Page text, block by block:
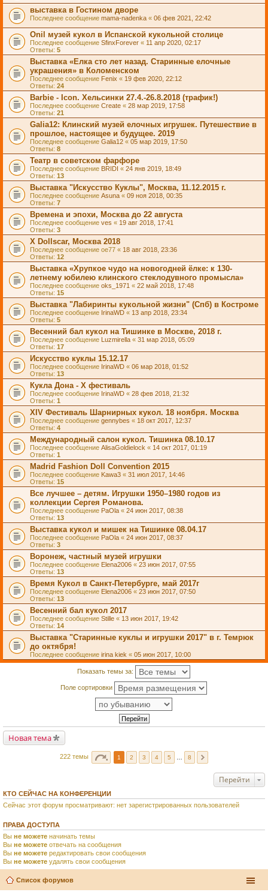
выставка в Гостином дворе
Последнее сообщение mama-nadenka « 06 фев 2021, 22:42
Onil музей кукол в Испанской кукольной столице
Последнее сообщение SfinxForever « 11 апр 2020, 02:17
Ответы: 5
Выставка «Елка сто лет назад. Старинные елочные
украшения» в Коломенском
Последнее сообщение Fenix « 19 фев 2020, 22:12
Ответы: 24
Barbie - Icon. Хельсинки 27.4.-26.8.2018 (трафик!)
Последнее сообщение Create « 28 мар 2019, 17:58
Ответы: 21
Galia12: Клинский музей елочных игрушек. Путешествие в
прошлое, настоящее и будущее. 2019
Последнее сообщение Galia12 « 05 мар 2019, 17:50
Ответы: 8
Театр в советском фарфоре
Последнее сообщение BRIDI « 24 янв 2019, 18:49
Ответы: 13
Выставка "Искусство Куклы", Москва, 11.12.2015 г.
Последнее сообщение Asuna « 09 ноя 2018, 00:35
Ответы: 7
Времена и эпохи, Москва до 22 августа
Последнее сообщение ves « 19 авг 2018, 17:41
Ответы: 3
X Dollscar, Москва 2018
Последнее сообщение oe77 « 18 авг 2018, 23:36
Ответы: 12
Выставка «Хрупкое чудо на новогодней ёлке: к 130-
летнему юбилею клинского стеклодувного промысла»
Последнее сообщение oks_1971 « 22 май 2018, 17:48
Ответы: 15
Выставка "Лабиринты кукольной жизни" (Спб) в Костроме
Последнее сообщение IrinaWD « 13 апр 2018, 23:34
Ответы: 5
Весенний бал кукол на Тишинке в Москве, 2018 г.
Последнее сообщение Luzmirella « 31 мар 2018, 05:09
Ответы: 17
Искусство куклы 15.12.17
Последнее сообщение IrinaWD « 06 мар 2018, 01:52
Ответы: 13
Кукла Дона - X фестиваль
Последнее сообщение IrinaWD « 28 фев 2018, 21:32
Ответы: 1
XIV Фестиваль Шарнирных кукол. 18 ноября. Москва
Последнее сообщение gennybes « 18 окт 2017, 12:37
Ответы: 4
Международный салон кукол. Тишинка 08.10.17
Последнее сообщение AlisaGoldielock « 14 окт 2017, 01:19
Ответы: 1
Madrid Fashion Doll Convention 2015
Последнее сообщение Kawa3 « 31 июл 2017, 14:46
Ответы: 15
Все лучшее – детям. Игрушки 1950–1980 годов из
коллекции Сергея Романова.
Последнее сообщение PaOla « 24 июн 2017, 08:38
Ответы: 13
Выставка кукол и мишек на Тишинке 08.04.17
Последнее сообщение PaOla « 24 июн 2017, 08:37
Ответы: 3
Воронеж, частный музей игрушки
Последнее сообщение Elena2006 « 23 июн 2017, 07:55
Ответы: 13
Время Кукол в Санкт-Петербурге, май 2017г
Последнее сообщение Elena2006 « 23 июн 2017, 07:50
Ответы: 13
Весенний бал кукол 2017
Последнее сообщение Stille « 13 июн 2017, 19:42
Ответы: 14
Выставка "Старинные куклы и игрушки 2017" в г. Темрюк
до октября!
Последнее сообщение irina kiek « 05 июн 2017, 10:00
Показать темы за:
Поле сортировки
Новая тема
222 темы 1 2 3 4 5 8
Перейти
КТО СЕЙЧАС НА КОНФЕРЕНЦИИ
Сейчас этот форум просматривают: нет зарегистрированных пользователей
ПРАВА ДОСТУПА
Вы не можете начинать темы
Вы не можете отвечать на сообщения
Вы не можете редактировать свои сообщения
Вы не можете удалять свои сообщения
Список форумов